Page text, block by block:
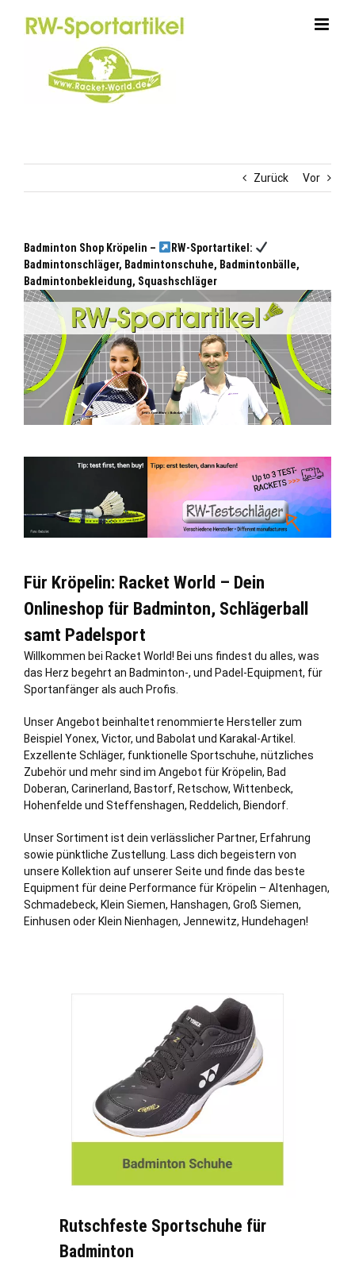
Zurück Vor
Badminton Shop Kröpelin –
RW-Sportartikel:
Badmintonschläger, Badmintonschuhe, Badmintonbälle,
Badmintonbekleidung, Squashschläger
Für Kröpelin: Racket World – Dein
Onlineshop für Badminton, Schlägerball
samt Padelsport
Willkommen bei Racket World! Bei uns findest du alles, was
das Herz begehrt an Badminton-, und Padel-Equipment, für
Sportanfänger als auch Profis.
Unser Angebot beinhaltet renommierte Hersteller zum
Beispiel Yonex, Victor, und Babolat und Karakal-Artikel.
Exzellente Schläger, funktionelle Sportschuhe, nützliches
Zubehör und mehr sind im Angebot für Kröpelin, Bad
Doberan, Carinerland, Bastorf, Retschow, Wittenbeck,
Hohenfelde und Steffenshagen, Reddelich, Biendorf
Unser Sortiment ist dein verlässlicher Partner, Erfahrung
sowie pünktliche Zustellung. Lass dich begeistern von
unsere Kollektion auf unserer Seite und finde das beste
Equipment für deine Performance für Kröpelin – Altenhagen,
Schmadebeck, Klein Siemen, Hanshagen, Groß Siemen,
Einhusen oder Klein Nienhagen, Jennewitz, Hundehagen!
Rutschfeste Sportschuhe für
Badminton